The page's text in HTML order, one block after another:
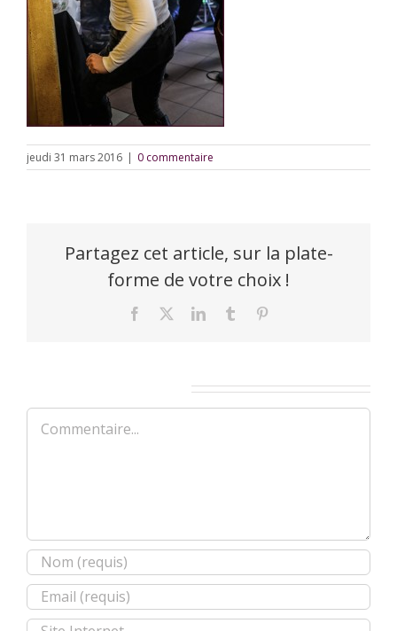
jeudi 31 mars 2016 | 0 commentaire
Partagez cet article, sur la plate-
forme de votre choix !
Facebook LinkedInTumblr
Commentaire